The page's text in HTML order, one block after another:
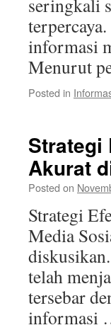
seringkali
informasi
Menurut
Posted in
Strategi
Akurat
Posted on
Strategi
Media
telah
tersebar
informasi